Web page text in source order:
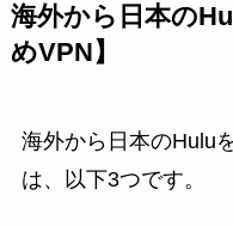
海外から日本の
めVPN】
海外から日本のHulu
は、以下3つです。